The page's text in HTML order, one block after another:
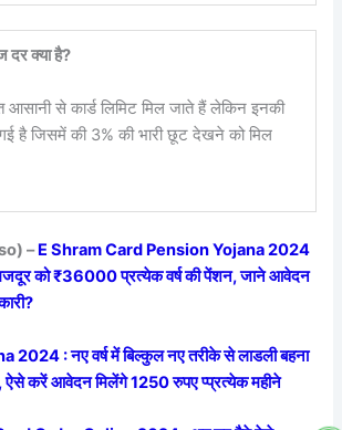
दर क्या है?
से कार्ड लिमिट मिल जाते हैं लेकिन इनकी
है जिसमें की 3% की भारी छूट देखने को मिल
–E Shram Card Pension Yojana 2024
को ₹36000 प्रत्येक वर्ष की पेंशन, जाने आवेदन
: नए वर्ष में बिल्कुल नए तरीके से लाडली बहना
करें आवेदन मिलेंगे 1250 रुपए प्प्रत्येक महीने